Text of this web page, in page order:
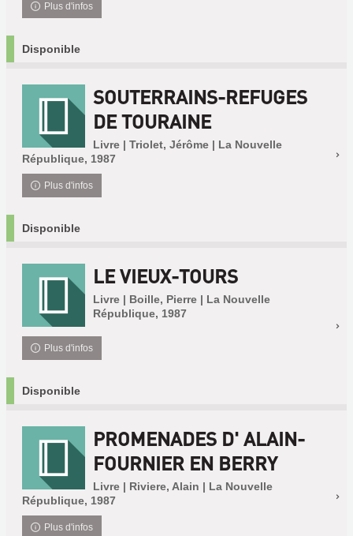
Plus d'infos
Disponible
SOUTERRAINS-REFUGES
DE TOURAINE
Livre | Triolet, Jérôme | La Nouvelle
République, 1987
Plus d'infos
Disponible
LE VIEUX-TOURS
Livre | Boille, Pierre | La Nouvelle
République, 1987
Plus d'infos
Disponible
PROMENADES D' ALAIN-
FOURNIER EN BERRY
Livre | Riviere, Alain | La Nouvelle
République, 1987
Plus d'infos